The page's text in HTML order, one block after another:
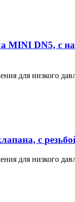
MINI DN5, с
для низкого
с
для низкого